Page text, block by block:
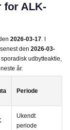
for ALK-
2026-03-17. I
den 2026-03-
udbytteaktie,
år.
Periode
Ukendt
periode